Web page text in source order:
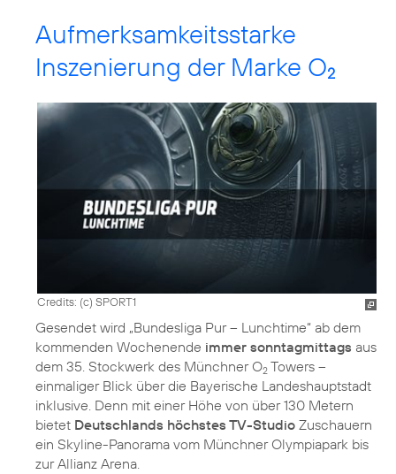
Aufmerksamkeitsstarke
Inszenierung der Marke O2
Credits: (c) SPORT1
Gesendet wird „Bundesliga Pur – Lunchtime“ ab dem
kommenden Wochenende immer sonntagmittags aus
dem 35. Stockwerk des Münchner O2 Towers –
einmaliger Blick über die Bayerische Landeshauptstadt
inklusive. Denn mit einer Höhe von über 130 Metern
bietet Deutschlands höchstes TV-Studio Zuschauern
ein Skyline-Panorama vom Münchner Olympiapark bis
zur Allianz Arena.